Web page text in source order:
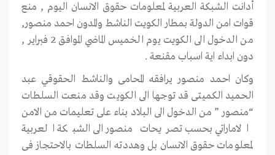
أدانت الشبكة العربية لمعلومات حقوق الانسان اليوم , منع
قوات امن الدولة بمطار الكويت الناشط والمدون احمد منصور,
من الدخول الى الكويت يوم الخميس الماضي الموافق 2 فبراير ,
دون ابداء اية اسباب مقنعة .
وكان احمد منصور يرافقه المحامى والناشط الحقوقي عبد
الحميد الكميتى قد توجها الى الكويت وقد منعت السلطات
“منصور ” من الدخول الى البلاد بناء على تعليمات من الامن
الاماراتي بحسب تصريحات منصور الى الشبكة العربية
لمعلومات حقوق الانسان بل وهددته السلطات بالاحتجاز فى